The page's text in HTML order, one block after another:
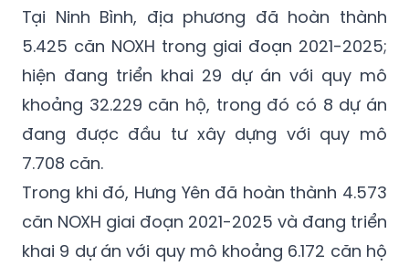
Tại Ninh Bình, địa phương đã hoàn thành
5.425 căn NOXH trong giai đoạn 2021-2025;
hiện đang triển khai 29 dự án với quy mô
khoảng 32.229 căn hộ, trong đó có 8 dự án
đang được đầu tư xây dựng với quy mô
7.708 căn.
Trong khi đó, Hưng Yên đã hoàn thành 4.573
căn NOXH giai đoạn 2021-2025 và đang triển
khai 9 dự án với quy mô khoảng 6.172 căn hộ